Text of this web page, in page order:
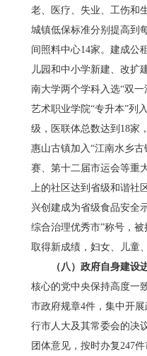
老、医疗、失业、工伤和
城镇低保标准分别提高到
间照料中心14家。建成公
儿园和中小学新建、改扩
南大学两个学科入选“双
艺术职业学院“专升本”列
级，医联体总数达到18家
惠山古镇加入“江南水乡
赛、第十二届市运会等重
上的社区达到省级和谐社
兴创建成为省级食品安全
综合治理优秀市”称号，
取得新成绩，妇女、儿童
（八）政府自身建设
核心的党中央保持高度一
市政府规章4件，集中开
行市人大及其常委会的决
团体意见，按时办复247